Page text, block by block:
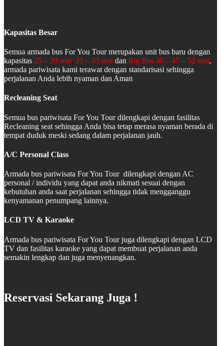
Kapasitas Besar
Semua armada bus For You Tour merupakan unit bus baru dengan
kapasitas 25 – 29 seat, 31 – 33 seat dan Big Bus 40 – 47 – 52 seat,
armada pariwisata kami terawat dengan standarisasi sehingga
perjalanan Anda lebih nyaman dan Aman
Recleaning Seat
Semua bus pariwisata For You Tour dilengkapi dengan fasilitas
Recleaning seat sehingga Anda bisa tetap merasa nyaman berada di
tempat duduk meski sedang dalam perjalanan jauh.
A/C Personal Class
Armada bus pariwisata For You Tour dilengkapi dengan AC
personal / individu yang dapat anda nikmati sesuai dengan
kebutuhan anda saat perjalanan sehingga tidak mengganggu
kenyamanan penumpang lainnya.
LCD TV & Karaoke
Armada bus pariwisata For You Tour juga dilengkapi dengan LCD
TV dan fasilitas karaoke yang dapat membuat perjalanan anda
semakin lengkap dan juga menyenangkan.
Reservasi Sekarang Juga !